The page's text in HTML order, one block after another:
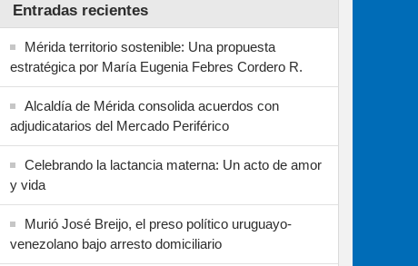
Entradas recientes
Mérida territorio sostenible: Una propuesta
estratégica por María Eugenia Febres Cordero R.
Alcaldía de Mérida consolida acuerdos con
adjudicatarios del Mercado Periférico
Celebrando la lactancia materna: Un acto de amor
y vida
Murió José Breijo, el preso político uruguayo-
venezolano bajo arresto domiciliario